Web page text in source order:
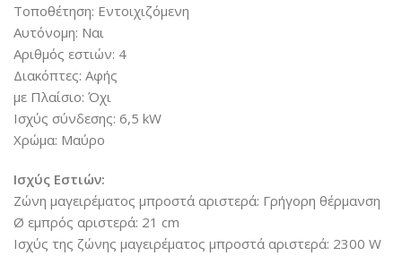
Τοποθέτηση: Εντοιχιζόμενη
Αυτόνομη: Ναι
Αριθμός εστιών: 4
Διακόπτες: Αφής
με Πλαίσιο: Όχι
Ισχύς σύνδεσης: 6,5 kW
Χρώμα: Μαύρο
Ισχύς Εστιών:
Ζώνη μαγειρέματος μπροστά αριστερά: Γρήγορη θέρμανση
Ø εμπρός αριστερά: 21 cm
Ισχύς της ζώνης μαγειρέματος μπροστά αριστερά: 2300 W